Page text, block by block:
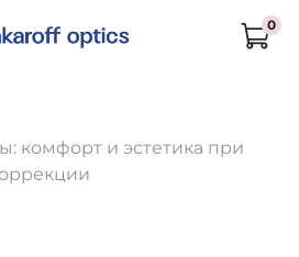
0
комфорт и эстетика при